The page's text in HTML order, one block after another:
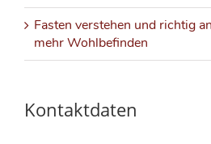
Fasten verstehen und richtig
mehr Wohlbefinden
Kontaktdaten